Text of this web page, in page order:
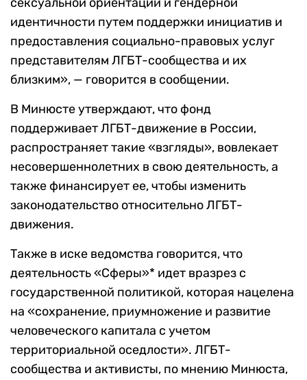
идентичности путем поддержки инициатив и
предоставления социально-правовых услуг
представителям ЛГБТ-сообщества и их
близким», — говорится в сообщении.
В Минюсте утверждают, что фонд
поддерживает ЛГБТ-движение в России,
распространяет такие «взгляды», вовлекает
несовершеннолетних в свою деятельность, а
также финансирует ее, чтобы изменить
законодательство относительно ЛГБТ-
движения.
Также в иске ведомства говорится, что
деятельность «Сферы»* идет вразрез с
государственной политикой, которая нацелена
на «сохранение, приумножение и развитие
человеческого капитала с учетом
территориальной оседлости». ЛГБТ-
сообщества и активисты, по мнению Минюста,